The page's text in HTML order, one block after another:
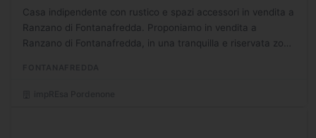
Casa indipendente con rustico e spazi accessori in vendita a
Ranzano di Fontanafredda. Proponiamo in vendita a
Ranzano di Fontanafredda, in una tranquilla e riservata zona